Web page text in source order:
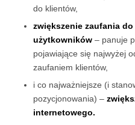
do klientów,
zwiększenie zaufania
użytkowników– panuje
pojawiające się najwyżej
zaufaniem klientów,
i co najważniejsze (i
pozycjonowania) –
internetowego.